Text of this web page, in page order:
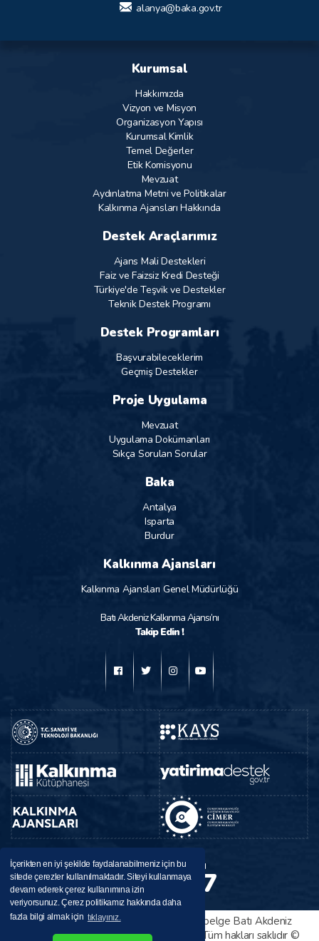
İçerikten en iyi şekilde faydalanabilmeniz için bu
sitede çerezler kullanılmaktadır. Siteyi kullanmaya
devam ederek çerez kullanımına izin
veriyorsunuz. Çerez politikamız hakkında daha
fazla bilgi almak için tıklayınız.
alanya@baka.gov.tr
Kurumsal
Hakkımızda
Vizyon ve Misyon
Organizasyon Yapısı
Kurumsal Kimlik
Temel Değerler
Etik Komisyonu
Mevzuat
Aydınlatma Metni ve Politikalar
Kalkınma Ajansları Hakkında
Destek Araçlarımız
Ajans Mali Destekleri
Faiz ve Faizsiz Kredi Desteği
Türkiye'de Teşvik ve Destekler
Teknik Destek Programı
Destek Programları
Başvurabileceklerim
Geçmiş Destekler
Proje Uygulama
Mevzuat
Uygulama Dokümanları
Sıkça Sorulan Sorular
Baka
Antalya
Isparta
Burdur
Kalkınma Ajansları
Kalkınma Ajansları Genel Müdürlüğü
Batı Akdeniz Kalkınma Ajansı’nı
Takip Edin !
BAKADestek Hattı
0246 224 37 37
Bu sitede yayınlanan her türlü bilgi ve belge Batı Akdeniz
Kalkınma Ajansı tarafından sağlanmıştır. Tüm hakları saklıdır ©